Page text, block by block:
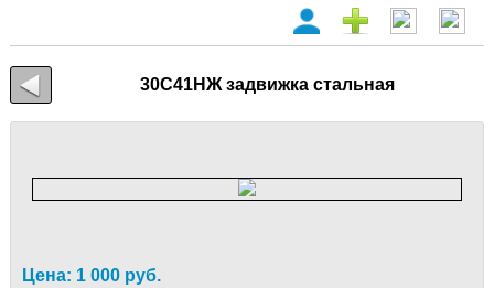
30С41НЖ задвижка стальная
Цена: 1 000 руб.